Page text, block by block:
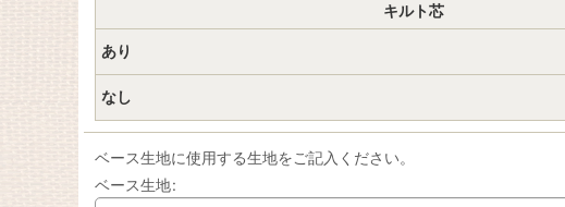
キルト芯
あり
なし
ベース生地に使用する生地をご記入ください。
ベース生地: